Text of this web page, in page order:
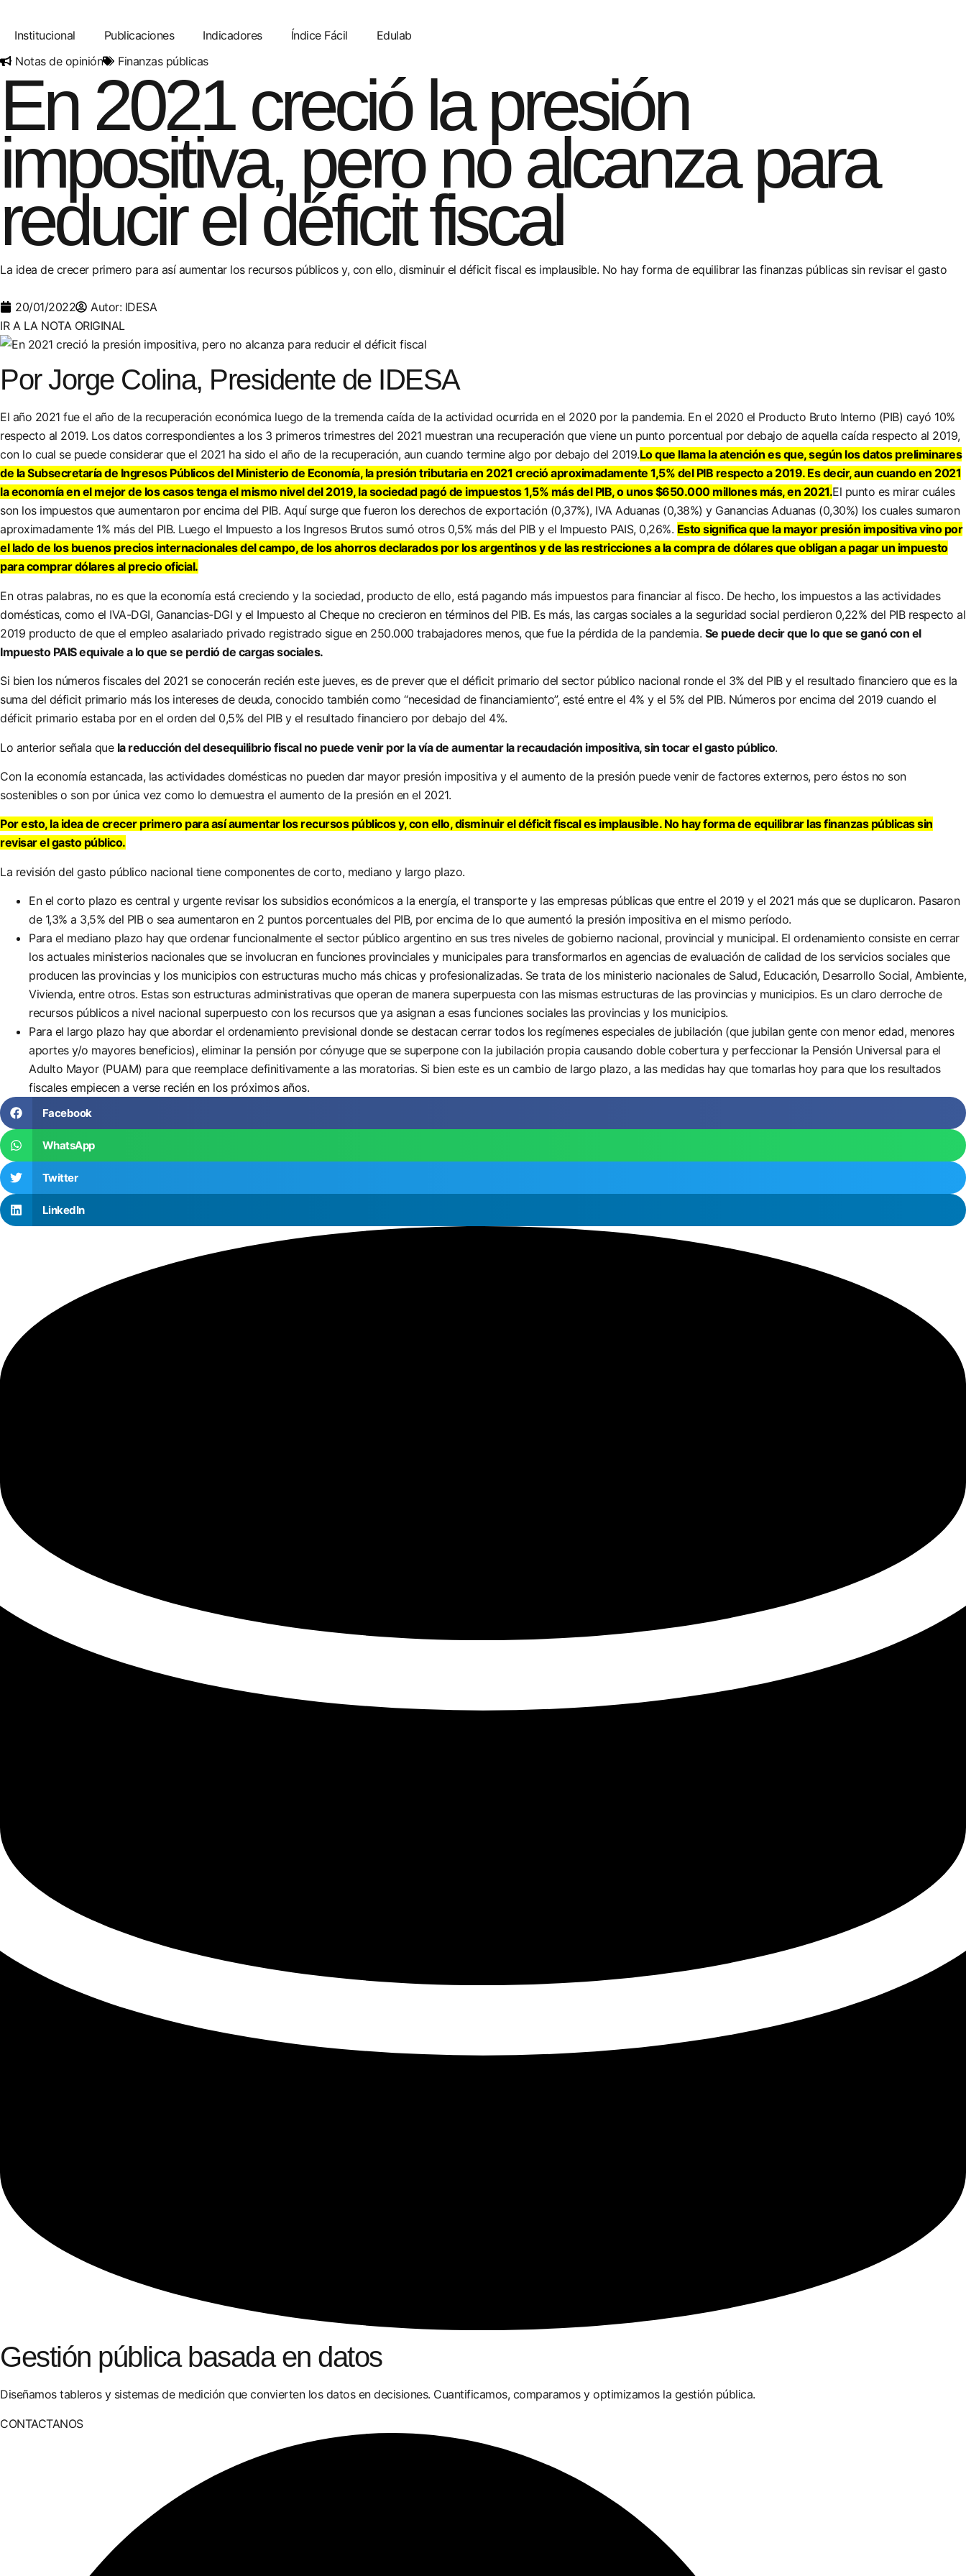
Institucional Publicaciones Indicadores Índice Fácil
Edulab
Notas de opinión
Finanzas públicas
En 2021 creció la presión
impositiva, pero no alcanza para
reducir el déficit fiscal
La idea de crecer primero para así aumentar los recursos públicos y, con ello, disminuir el déficit fiscal es implausible. No hay forma de equilibrar las finanzas públicas sin revisar el gasto
20/01/2022
Autor: IDESA
IR A LA NOTA ORIGINAL
Por Jorge Colina, Presidente de IDESA
El año 2021 fue el año de la recuperación económica luego de la tremenda caída de la actividad ocurrida en el 2020 por la pandemia. En el 2020 el Producto Bruto Interno (PIB) cayó 10%
respecto al 2019. Los datos correspondientes a los 3 primeros trimestres del 2021 muestran una recuperación que viene un punto porcentual por debajo de aquella caída respecto al 2019,
con lo cual se puede considerar que el 2021 ha sido el año de la recuperación, aun cuando termine algo por debajo del 2019.Lo que llama la atención es que, según los datos preliminares
de la Subsecretaría de Ingresos Públicos del Ministerio de Economía, la presión tributaria en 2021 creció aproximadamente 1,5% del PIB respecto a 2019. Es decir, aun cuando en 2021
la economía en el mejor de los casos tenga el mismo nivel del 2019, la sociedad pagó de impuestos 1,5% más del PIB, o unos $650.000 millones más, en 2021.El punto es mirar cuáles
son los impuestos que aumentaron por encima del PIB. Aquí surge que fueron los derechos de exportación (0,37%), IVA Aduanas (0,38%) y Ganancias Aduanas (0,30%) los cuales sumaron
aproximadamente 1% más del PIB. Luego el Impuesto a los Ingresos Brutos sumó otros 0,5% más del PIB y el Impuesto PAIS, 0,26%. Esto significa que la mayor presión impositiva vino por
el lado de los buenos precios internacionales del campo, de los ahorros declarados por los argentinos y de las restricciones a la compra de dólares que obligan a pagar un impuesto
para comprar dólares al precio oficial.
En otras palabras, no es que la economía está creciendo y la sociedad, producto de ello, está pagando más impuestos para financiar al fisco. De hecho, los impuestos a las actividades
domésticas, como el IVA-DGI, Ganancias-DGI y el Impuesto al Cheque no crecieron en términos del PIB. Es más, las cargas sociales a la seguridad social perdieron 0,22% del PIB respecto al
2019 producto de que el empleo asalariado privado registrado sigue en 250.000 trabajadores menos, que fue la pérdida de la pandemia. Se puede decir que lo que se ganó con el
Impuesto PAIS equivale a lo que se perdió de cargas sociales.
Si bien los números fiscales del 2021 se conocerán recién este jueves, es de prever que el déficit primario del sector público nacional ronde el 3% del PIB y el resultado financiero que es la
suma del déficit primario más los intereses de deuda, conocido también como “necesidad de financiamiento”, esté entre el 4% y el 5% del PIB. Números por encima del 2019 cuando el
déficit primario estaba por en el orden del 0,5% del PIB y el resultado financiero por debajo del 4%.
Lo anterior señala que la reducción del desequilibrio fiscal no puede venir por la vía de aumentar la recaudación impositiva, sin tocar el gasto público.
Con la economía estancada, las actividades domésticas no pueden dar mayor presión impositiva y el aumento de la presión puede venir de factores externos, pero éstos no son
sostenibles o son por única vez como lo demuestra el aumento de la presión en el 2021.
Por esto, la idea de crecer primero para así aumentar los recursos públicos y, con ello, disminuir el déficit fiscal es implausible. No hay forma de equilibrar las finanzas públicas sin
revisar el gasto público.
La revisión del gasto público nacional tiene componentes de corto, mediano y largo plazo.
En el corto plazo es central y urgente revisar los subsidios económicos a la energía, el transporte y las empresas públicas que entre el 2019 y el 2021 más que se duplicaron. Pasaron
de 1,3% a 3,5% del PIB o sea aumentaron en 2 puntos porcentuales del PIB, por encima de lo que aumentó la presión impositiva en el mismo período.
Para el mediano plazo hay que ordenar funcionalmente el sector público argentino en sus tres niveles de gobierno nacional, provincial y municipal. El ordenamiento consiste en cerrar
los actuales ministerios nacionales que se involucran en funciones provinciales y municipales para transformarlos en agencias de evaluación de calidad de los servicios sociales que
producen las provincias y los municipios con estructuras mucho más chicas y profesionalizadas. Se trata de los ministerio nacionales de Salud, Educación, Desarrollo Social, Ambiente,
Vivienda, entre otros. Estas son estructuras administrativas que operan de manera superpuesta con las mismas estructuras de las provincias y municipios. Es un claro derroche de
recursos públicos a nivel nacional superpuesto con los recursos que ya asignan a esas funciones sociales las provincias y los municipios.
Para el largo plazo hay que abordar el ordenamiento previsional donde se destacan cerrar todos los regímenes especiales de jubilación (que jubilan gente con menor edad, menores
aportes y/o mayores beneficios), eliminar la pensión por cónyuge que se superpone con la jubilación propia causando doble cobertura y perfeccionar la Pensión Universal para el
Adulto Mayor (PUAM) para que reemplace definitivamente a las moratorias. Si bien este es un cambio de largo plazo, a las medidas hay que tomarlas hoy para que los resultados
fiscales empiecen a verse recién en los próximos años.
Facebook
WhatsApp
Twitter
LinkedIn
Gestión pública basada en datos
Diseñamos tableros y sistemas de medición que convierten los datos en decisiones. Cuantificamos, comparamos y optimizamos la gestión pública.
CONTACTANOS